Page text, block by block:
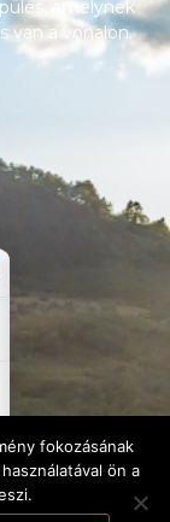
amelynek
van a vonalon.
fokozásának
ön a